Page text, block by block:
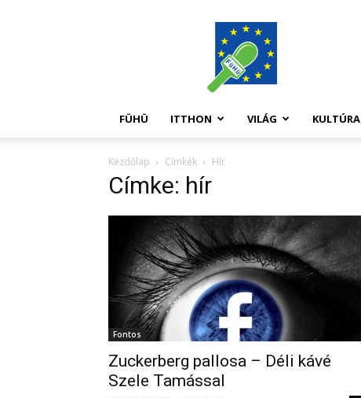
FüHü
FÜHÜ ITTHON VILÁG KULTÚRA
Kezdőlap Címkék Hír
Címke: hír
Fontos
Zuckerberg pallosa – Déli kávé
Szele Tamással